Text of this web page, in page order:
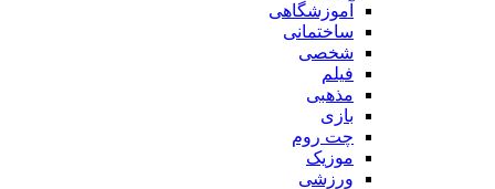
آموزشگاهی
ساختمانی
شخصی
فیلم
مذهبی
بازی
چت روم
موزیک
ورزشی